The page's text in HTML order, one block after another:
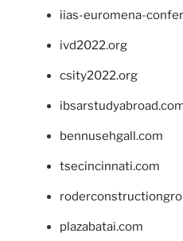
iias-euromena-
ivd2022.org
csity2022.org
bennusehgall.com
tsecincinnati.com
plazabatai.com